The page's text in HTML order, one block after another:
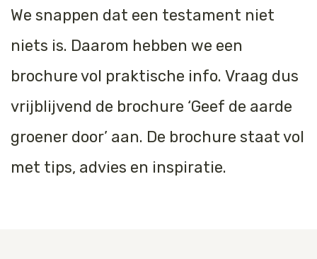
We snappen dat een testament niet
niets is. Daarom hebben we een
brochure vol praktische info. Vraag dus
vrijblijvend de brochure ‘Geef de aarde
groener door’ aan. De brochure staat vol
met tips, advies en inspiratie.
Jaguar
Neushoorn
Kleding & Accessoires